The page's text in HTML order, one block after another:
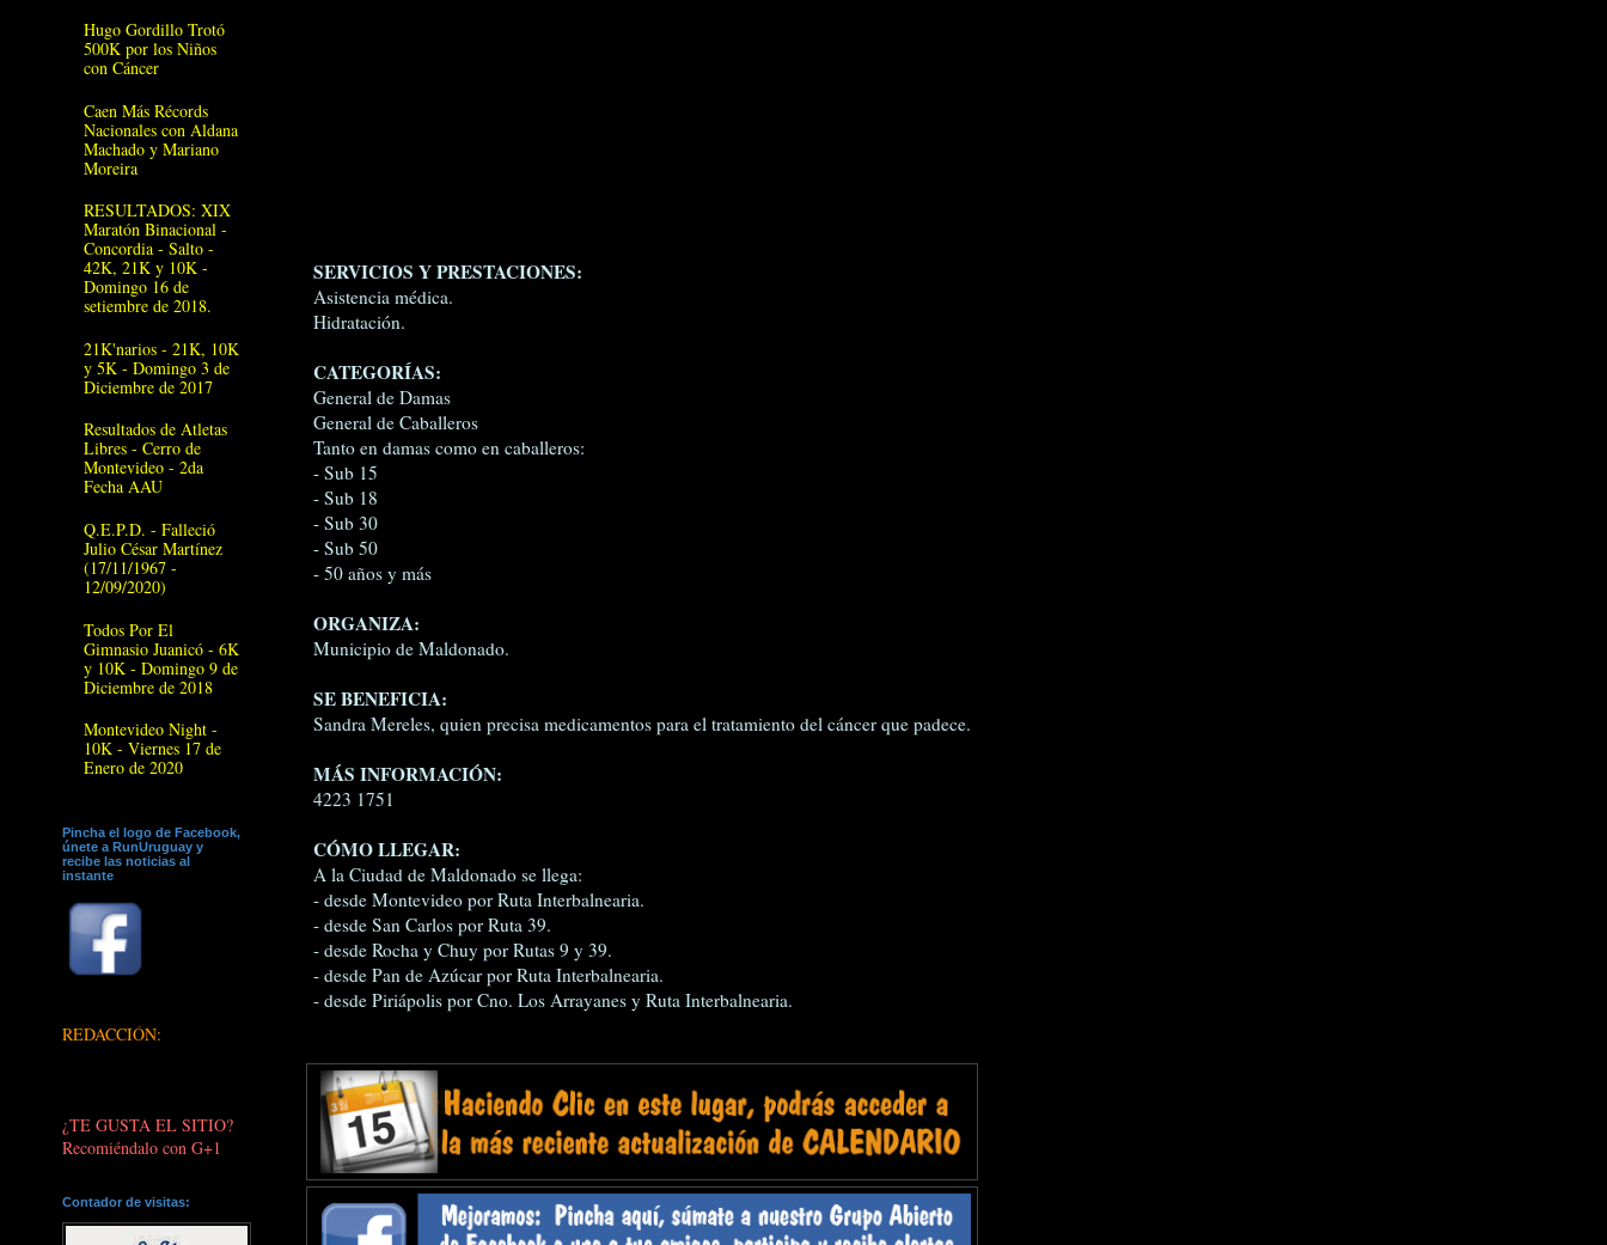
SERVICIOS Y PRESTACIONES:
Asistencia médica.
Hidratación.
CATEGORÍAS:
General de Damas
General de Caballeros
Tanto en damas como en caballeros:
- Sub 15
- Sub 18
- Sub 30
- Sub 50
- 50 años y más
ORGANIZA:
Municipio de Maldonado.
SE BENEFICIA:
Sandra Mereles, quien precisa medicamentos para el tratamiento del cáncer que padece.
MÁS INFORMACIÓN:
4223 1751
CÓMO LLEGAR:
A la Ciudad de Maldonado se llega:
- desde Montevideo por Ruta Interbalnearia.
- desde San Carlos por Ruta 39.
- desde Rocha y Chuy por Rutas 9 y 39.
- desde Pan de Azúcar por Ruta Interbalnearia.
- desde Piriápolis por Cno. Los Arrayanes y Ruta Interbalnearia.
Hugo Gordillo Trotó
500K por los Niños
con Cáncer
Caen Más Récords
Nacionales con Aldana
Machado y Mariano
Moreira
RESULTADOS: XIX
Maratón Binacional -
Concordia - Salto -
42K, 21K y 10K -
Domingo 16 de
setiembre de 2018.
21K'narios - 21K, 10K
y 5K - Domingo 3 de
Diciembre de 2017
Resultados de Atletas
Libres - Cerro de
Montevideo - 2da
Fecha AAU
Q.E.P.D. - Falleció
Julio César Martínez
(17/11/1967 -
12/09/2020)
Todos Por El
Gimnasio Juanicó - 6K
y 10K - Domingo 9 de
Diciembre de 2018
Montevideo Night -
10K - Viernes 17 de
Enero de 2020
Pincha el logo de Facebook,
únete a RunUruguay y
recibe las noticias al
instante
REDACCIÓN:
¿TE GUSTA EL SITIO?
Recomiéndalo con G+1
Contador de visitas: